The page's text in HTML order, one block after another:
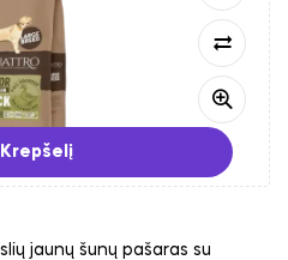
Į Krepšelį
jaunų šunų pašaras su